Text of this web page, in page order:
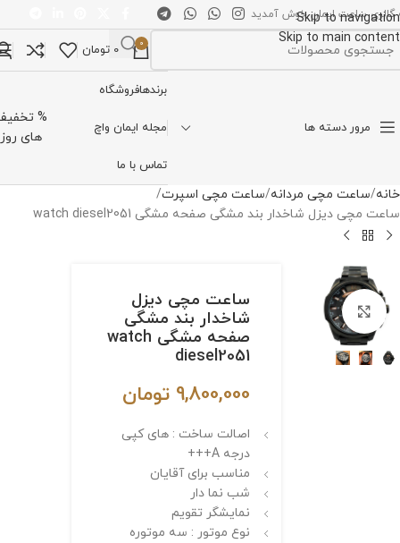
Skip to navigation
Skip to main content
گالری ساعت ایمان خوش آمدید
0
0 تومان
مرور دسته ها
برندهافروشگاه
مجله ایمان واچ
تماس با ما
%
های روز
خانه ساعت مچی مردانه ساعت مچی اسپرت
ساعت مچی دیزل شاخدار بند مشگی صفحه مشگی watch diesel2051
برای بزرگنمایی کلیک کنیدساعت مچی دیزل
شاخدار بند مشگی
صفحه مشگی watch
diesel2051
9,800,000 تومان
اصالت ساخت : های کپی
درجه A+++
مناسب برای آقایان
شب نما دار
نمایشگر تقویم
نوع موتور : سه موتوره